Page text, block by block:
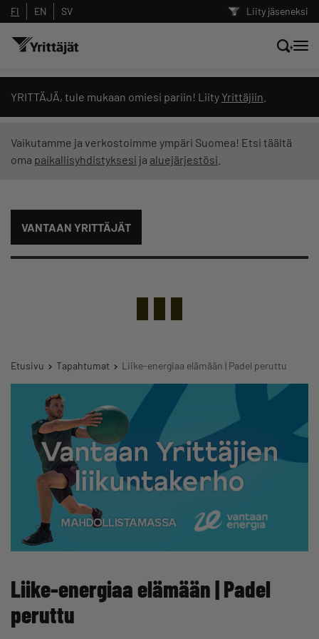
Liity jäseneksi
FI EN SV
YRITTÄJÄ, tule mukaan omiesi pariin! Liity Yrittäjiin
Vaikutamme ja verkostoimme ympäri Suomea! Etsi täältä
oma paikallisyhdistyksesi ja aluejärjestösi
VANTAAN YRITTÄJÄT
Etusivu Tapahtumat Liike-energiaa elämään | Padel peruttu
Liike-energiaa elämään | Padel
peruttu
Hae sivustolta tai kysy suoraan
Yrittäjien tekoälyltä
Suodata hakutuloksia: näytä kaikki sisältö